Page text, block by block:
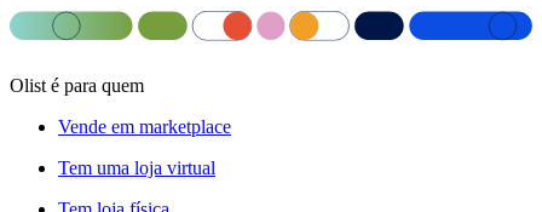
Olist é para quem
Vende em marketplace
Tem uma loja virtual